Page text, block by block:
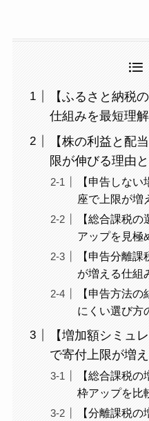
【ふるさと納税
仕組みを最短理
【株の利益と配
限が伸びる理由
【申告しな
座で上限が増
【総合課税
アップを見極
【申告分離
が増える仕組
【申告方法
にくい選び方
【増加額シミュ
で寄付上限が増
【総合課税
枠アップを比
【分離課税